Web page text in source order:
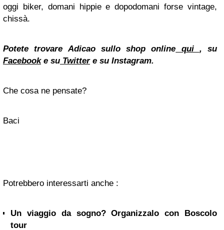
oggi biker, domani hippie e dopodomani forse vintage,
chissà.
Potete trovare Adicao sullo shop online qui , su
Facebooke su Twittere su Instagram.
Che cosa ne pensate?
Baci
Potrebbero interessarti anche :
Un viaggio da sogno? Organizzalo con Boscolo
tour